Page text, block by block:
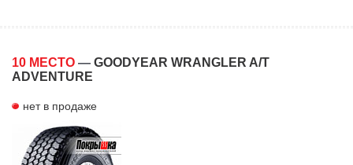
10 МЕСТО — GOODYEAR WRANGLER A/T
ADVENTURE
нет в продаже